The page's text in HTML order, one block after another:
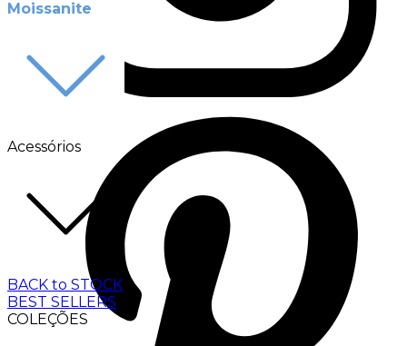
Moissanite
Acessórios
BACK to STOCK
BEST SELLERS
COLEÇÕES